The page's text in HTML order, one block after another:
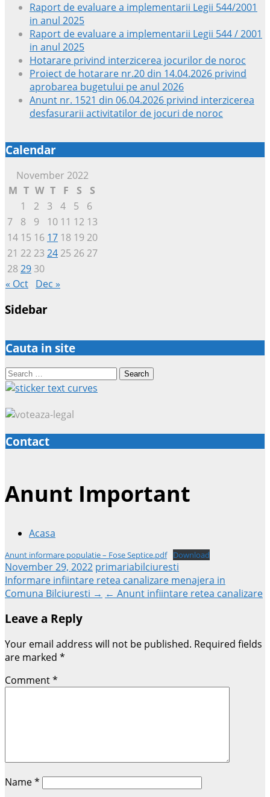
Raport de evaluare a implementarii Legii 544/2001
in anul 2025
Raport de evaluare a implementarii Legii 544 / 2001
in anul 2025
Hotarare privind interzicerea jocurilor de noroc
Proiect de hotarare nr.20 din 14.04.2026 privind
aprobarea bugetului pe anul 2026
Anunt nr. 1521 din 06.04.2026 privind interzicerea
desfasurarii activitatilor de jocuri de noroc
Calendar
November 2022
M T W T F S
S
1
2 3 4 5
6
7
8 9 10 11 12 13
14 15 16 17 18 19 20
21 22 23 24 25 26 27
2829 30
« Oct Dec »
Sidebar
Cauta in site
Search
for:
Contact
Anunt Important
Acasa
Anunt informare populatie – Fose Septice.pdf Download
November 29, 2022 primariabilciuresti
Post
navigation
Informare infiintare retea canalizare menajera in
Comuna Bilciuresti → ← Anunt infiintare retea canalizare
Leave a Reply
Your email address will not be published. Required fields
are marked *
Comment*
Name*